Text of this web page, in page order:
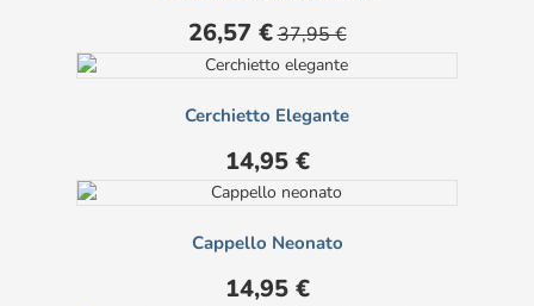
Prezzo
26,57 € Prezzo
base
37,95 €
Cerchietto Elegante
Prezzo
14,95 €
Cappello Neonato
Prezzo
14,95 €